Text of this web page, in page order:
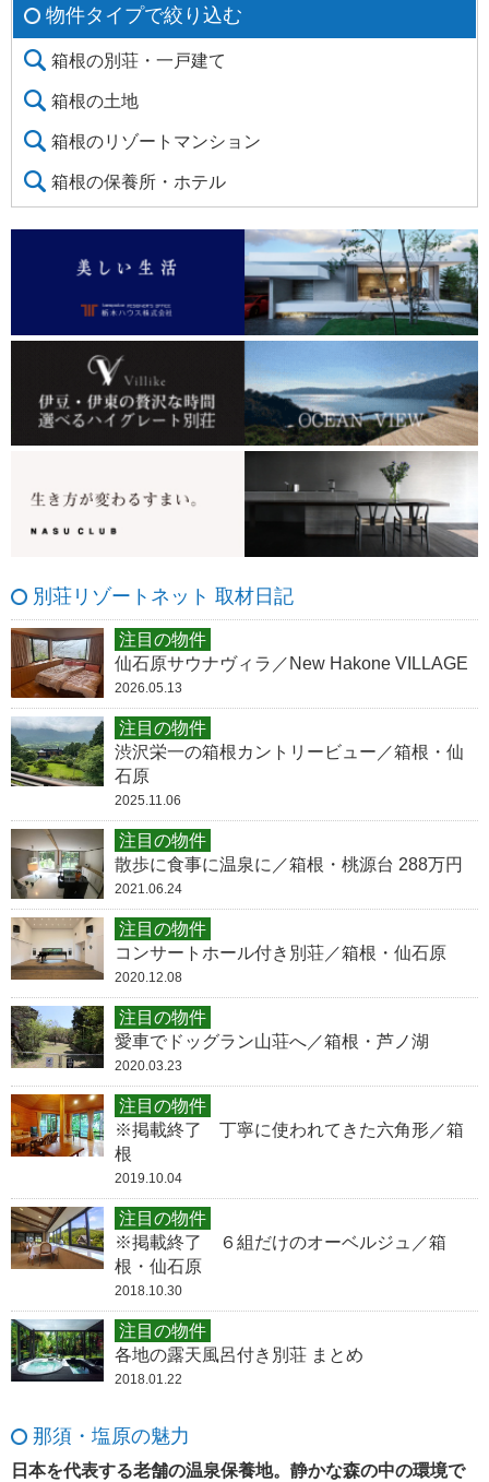
物件タイプで絞り込む
箱根の別荘・一戸建て
箱根の土地
箱根のリゾートマンション
箱根の保養所・ホテル
別荘リゾートネット 取材日記
注目の物件
仙石原サウナヴィラ／New Hakone VILLAGE
2026.05.13
注目の物件
渋沢栄一の箱根カントリービュー／箱根・仙
石原
2025.11.06
注目の物件
散歩に食事に温泉に／箱根・桃源台 288万円
2021.06.24
注目の物件
コンサートホール付き別荘／箱根・仙石原
2020.12.08
注目の物件
愛車でドッグラン山荘へ／箱根・芦ノ湖
2020.03.23
注目の物件
※掲載終了 丁寧に使われてきた六角形／箱
根
2019.10.04
注目の物件
※掲載終了 ６組だけのオーベルジュ／箱
根・仙石原
2018.10.30
注目の物件
各地の露天風呂付き別荘 まとめ
2018.01.22
那須・塩原の魅力
日本を代表する老舗の温泉保養地。静かな森の中の環境で